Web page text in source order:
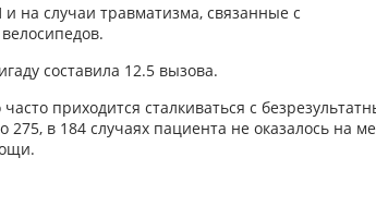
на случаи травматизма, связанные с
составила 12.5 вызова.
приходится сталкиваться с
в 184 случаях пациента не оказалось на